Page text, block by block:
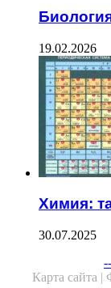
19.02.2026
Химия:
30.07.2025
Карта сайта |